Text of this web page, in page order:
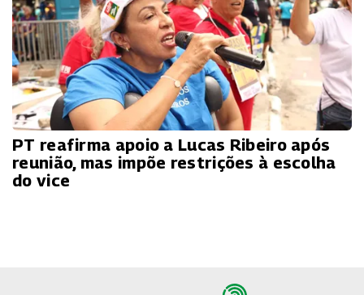
PT reafirma apoio a Lucas Ribeiro após
reunião, mas impõe restrições à escolha
do vice